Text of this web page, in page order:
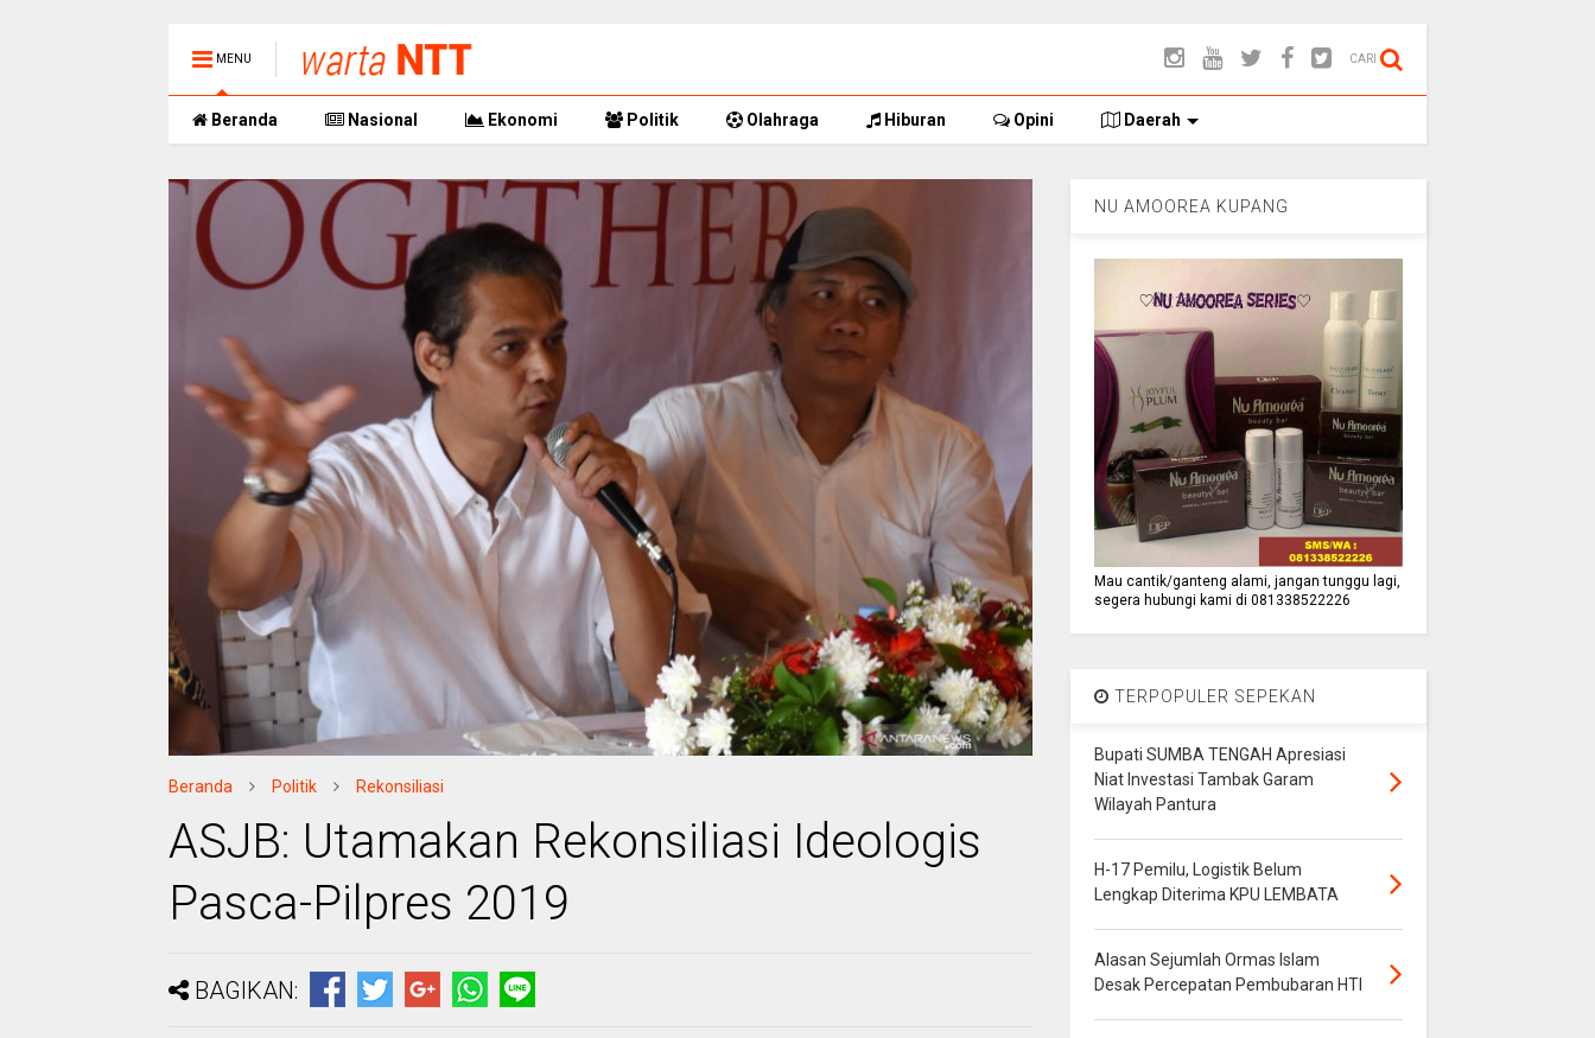
MENU CARI
Beranda Nasional Ekonomi Politik Olahraga Hiburan Opini Daerah
Beranda Politik Rekonsiliasi
ASJB: Utamakan Rekonsiliasi Ideologis
Pasca-Pilpres 2019
BAGIKAN:
NU AMOOREA KUPANG
Mau cantik/ganteng alami, jangan tunggu lagi,
segera hubungi kami di 081338522226
TERPOPULER SEPEKAN
Bupati SUMBA TENGAH Apresiasi
Niat Investasi Tambak Garam
Wilayah Pantura
H-17 Pemilu, Logistik Belum
Lengkap Diterima KPU LEMBATA
Alasan Sejumlah Ormas Islam
Desak Percepatan Pembubaran HTI